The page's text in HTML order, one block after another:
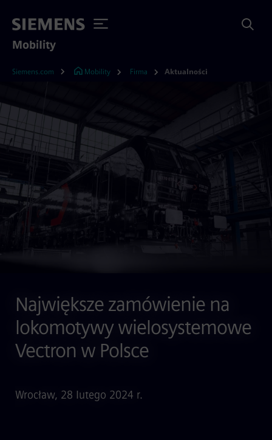
Mobility
Siemens.com Mobility Firma Aktualności
Największe zamówienie na
lokomotywy wielosystemowe
Vectron w Polsce
Wrocław, 28 lutego 2024 r.